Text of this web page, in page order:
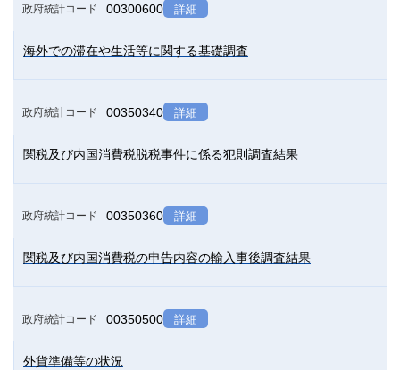
政府統計コード 00300600 詳細
海外での滞在や生活等に関する基礎調査
政府統計コード 00350340 詳細
関税及び内国消費税脱税事件に係る犯則調査結果
政府統計コード 00350360 詳細
関税及び内国消費税の申告内容の輸入事後調査結果
政府統計コード 00350500 詳細
外貨準備等の状況